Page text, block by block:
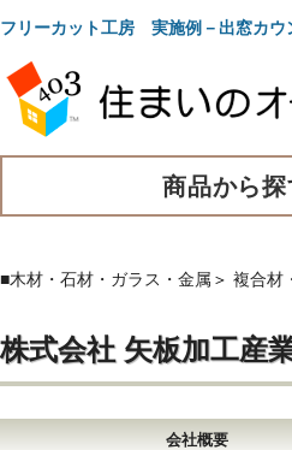
フリーカット工房 実施例－出窓カ
商品から探
■木材・石材・ガラス・金属 ＞ 複合材
株式会社 矢板加工産
会社概要